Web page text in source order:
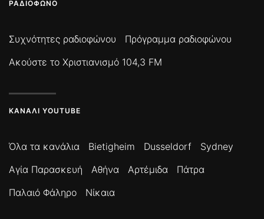
ΡΑΔΙΌΦΩΝΟ
Συχνότητες ραδιοφώνου
Πρόγραμμα ραδιοφώνου
Ακούστε το Χριστιανισμό 104,3 FM
ΚΑΝΆΛΙ YOUTUBE
Όλα τα κανάλια Bietigheim Dusseldorf
Sydney
Αγία Παρασκευή
Αθήνα Αρτέμιδα
Πάτρα
Παλαιό Φάληρο
Νίκαια